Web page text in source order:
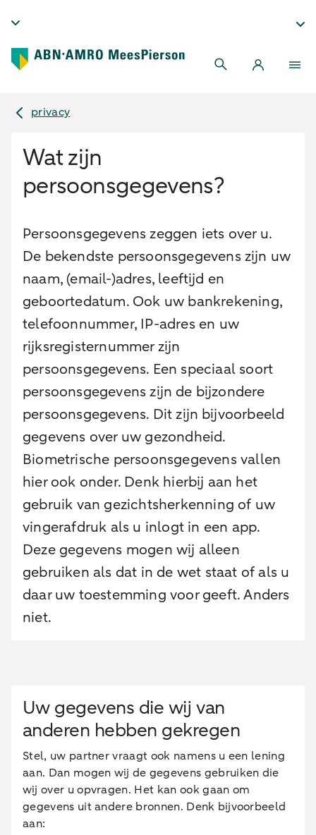
privacy
Wat zijn
persoonsgegevens?
Persoonsgegevens zeggen iets over u.
De bekendste persoonsgegevens zijn uw
naam, (email-)adres, leeftijd en
geboortedatum. Ook uw bankrekening,
telefoonnummer, IP-adres en uw
rijksregisternummer zijn
persoonsgegevens. Een speciaal soort
persoonsgegevens zijn de bijzondere
persoonsgegevens. Dit zijn bijvoorbeeld
gegevens over uw gezondheid.
Biometrische persoonsgegevens vallen
hier ook onder. Denk hierbij aan het
gebruik van gezichtsherkenning of uw
vingerafdruk als u inlogt in een app.
Deze gegevens mogen wij alleen
gebruiken als dat in de wet staat of als u
daar uw toestemming voor geeft. Anders
niet.
Uw gegevens die wij van
anderen hebben gekregen
Stel, uw partner vraagt ook namens u een lening
aan. Dan mogen wij de gegevens gebruiken die
wij over u opvragen. Het kan ook gaan om
gegevens uit andere bronnen. Denk bijvoorbeeld
aan: